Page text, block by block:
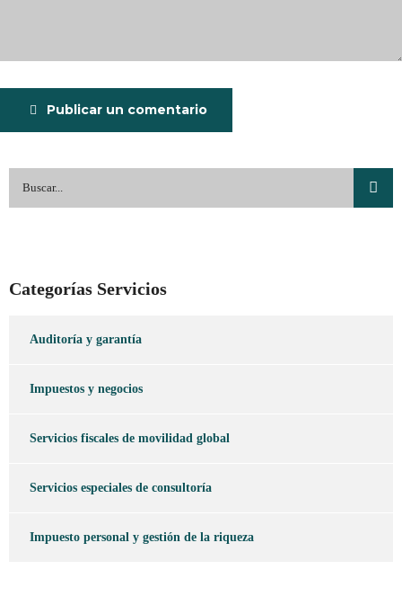
Publicar un comentario
Categorías Servicios
Auditoría y garantía
Impuestos y negocios
Servicios fiscales de movilidad global
Servicios especiales de consultoría
Impuesto personal y gestión de la riqueza